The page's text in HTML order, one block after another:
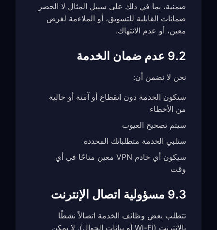
ضمنية، بما في ذلك على سبيل المثال لا الحصر
ضمانات القابلية للتسويق، أو الملاءمة لغرض
معين، أو عدم الانتهاك.
9.2 عدم ضمان الخدمة
نحن لا نضمن أن:
ستكون الخدمة دون انقطاع أو آمنة أو خالية
من الأخطاء
سيتم تصحيح العيوب
ستلبي الخدمة متطلباتك المحددة
سيكون أي خادم VPN معين متاحًا في أي
وقت
9.3 مسؤولية اتصال الإنترنت
تتطلب بعض وظائف الخدمة اتصالاً نشطًا
بالإنترنت (Wi-Fi أو بيانات الجوال). لا يمكن